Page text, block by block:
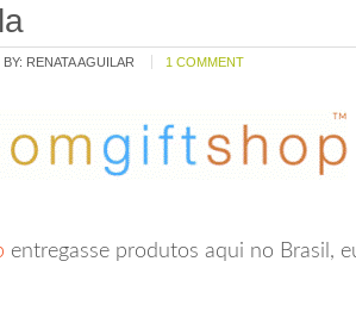
BY: RENATA AGUILAR 1 COMMENT
entregasse produtos aqui no Brasil,